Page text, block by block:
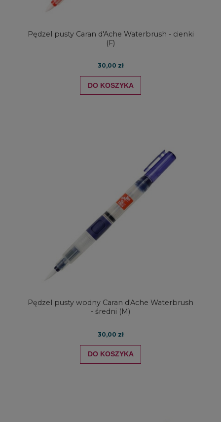
Pędzel pusty Caran d'Ache Waterbrush - cienki
(F)
30,00 zł
DO KOSZYKA
Pędzel pusty wodny Caran d'Ache Waterbrush
- średni (M)
30,00 zł
DO KOSZYKA